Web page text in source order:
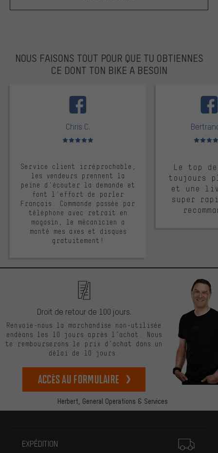
NOUS FAISONS TOUT POUR QUE TU OBTIENNES
CE DONT TON BIKE A BESOIN
Chris C.
Note moyenne : 5 sur 5
Service client irréprochable,
les vendeurs prennent la
peine d'écouter la demande et
font l'effort de parler
Français. Commande passée par
téléphone avec retrait en
magasin, le mécanicien a
monté mes axes et disques
gratuitement!
Note
Le top
toujours
et une
super
Herbert, General Operations & Services
Droit de retour de 100 jours.
Renvoie-nous la marchandise non-utilisée
endéans les 10 jours après l’achat. Nous
te rembourserons le prix d’achat dans un
délai de 10 jours.
Accès au formulaire
EXPÉDITION